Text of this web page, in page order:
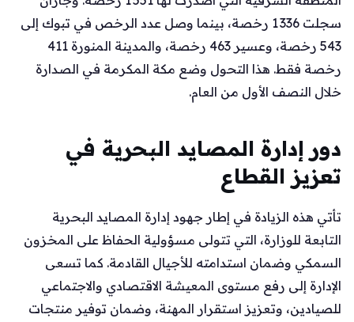
سجلت 1 336 رخصة، بينما وصل عدد الرخص في تبوك إلى
543 رخصة، وعسير 463 رخصة، والمدينة المنورة 411
رخصة فقط. هذا التحول وضع مكة المكرمة في الصدارة
خلال النصف الأول من العام.
دور إدارة المصايد البحرية في
تعزيز القطاع
تأتي هذه الزيادة في إطار جهود إدارة المصايد البحرية
التابعة للوزارة، التي تتولى مسؤولية الحفاظ على المخزون
السمكي وضمان استدامته للأجيال القادمة. كما تسعى
الإدارة إلى رفع مستوى المعيشة الاقتصادي والاجتماعي
للصيادين، وتعزيز استقرار المهنة، وضمان توفير منتجات